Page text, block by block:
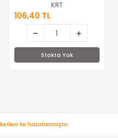
KRT
106,40 TL
Stokta Yok
ile hazırlanmıştır.